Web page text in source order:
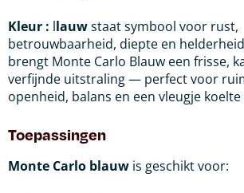
Kleur : llauwstaat symbool voor rust,
betrouwbaarheid, diepte en
brengt Monte Carlo Blauw een frisse,
verfijnde uitstraling — perfect voor
openheid, balans en een vleugje
Toepassingen
Monte Carlo blauw is geschikt voor: